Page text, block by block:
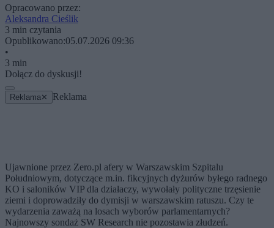
Opracowano przez:
Aleksandra Cieślik
3 min czytania
Opublikowano:05.07.2026 09:36
•
3 min
Dołącz do dyskusji!
Reklama ✕ Reklama
Ujawnione przez Zero.pl afery w Warszawskim Szpitalu
Południowym, dotyczące m.in. fikcyjnych dyżurów byłego radnego
KO i saloników VIP dla działaczy, wywołały polityczne trzęsienie
ziemi i doprowadziły do dymisji w warszawskim ratuszu. Czy te
wydarzenia zaważą na losach wyborów parlamentarnych?
Najnowszy sondaż SW Research nie pozostawia złudzeń.